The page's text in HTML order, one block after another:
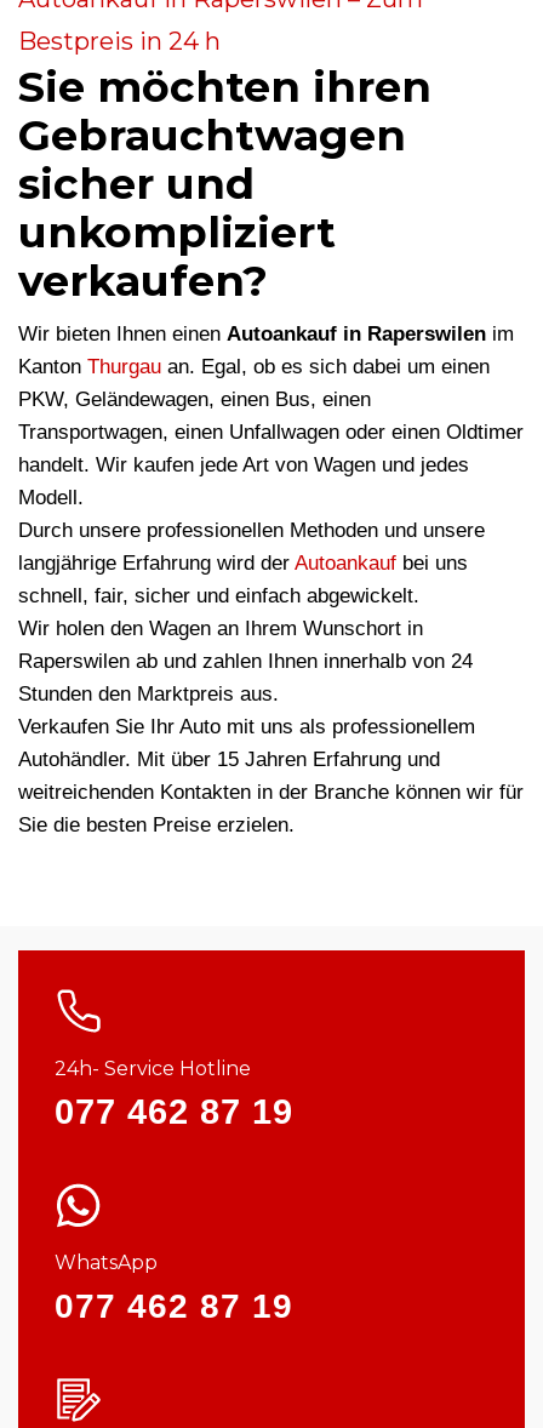
Bestpreis in 24 h
Sie möchten ihren
Gebrauchtwagen
sicher und
unkompliziert
verkaufen?
Wir bieten Ihnen einen Autoankauf in Raperswilen im
Kanton Thurgau an. Egal, ob es sich dabei um einen
PKW, Geländewagen, einen Bus, einen
Transportwagen, einen Unfallwagen oder einen Oldtimer
handelt. Wir kaufen jede Art von Wagen und jedes
Modell.
Durch unsere professionellen Methoden und unsere
langjährige Erfahrung wird der Autoankauf bei uns
schnell, fair, sicher und einfach abgewickelt.
Wir holen den Wagen an Ihrem Wunschort in
Raperswilen ab und zahlen Ihnen innerhalb von 24
Stunden den Marktpreis aus.
Verkaufen Sie Ihr Auto mit uns als professionellem
Autohändler. Mit über 15 Jahren Erfahrung und
weitreichenden Kontakten in der Branche können wir für
Sie die besten Preise erzielen.
24h- Service Hotline
077 462 87 19
WhatsApp
077 462 87 19